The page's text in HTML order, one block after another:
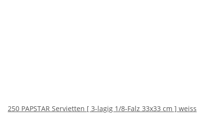
250 PAPSTAR Servietten [ 3-lagig 1/8-Falz 33x33 cm ] weiss